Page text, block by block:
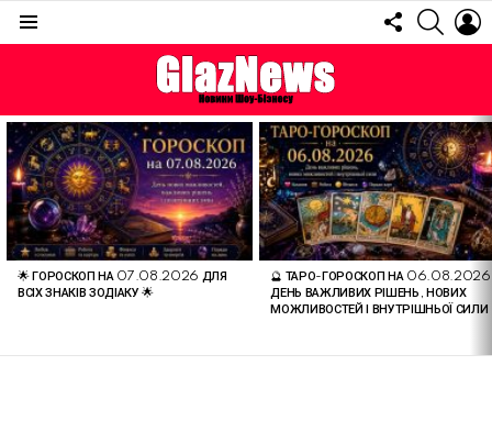
FOLLOW
US
ОСТАННІ
СТАТТІ
🌟 ГОРОСКОП НА 07.08.2026 ДЛЯ
ВСІХ ЗНАКІВ ЗОДІАКУ 🌟
🔮 ТАРО-ГОРОСКОП НА
ДЕНЬ ВАЖЛИВИХ РІШЕНЬ, НОВИХ
МОЖЛИВОСТЕЙ І ВНУТРІШНЬОЇ СИЛИ